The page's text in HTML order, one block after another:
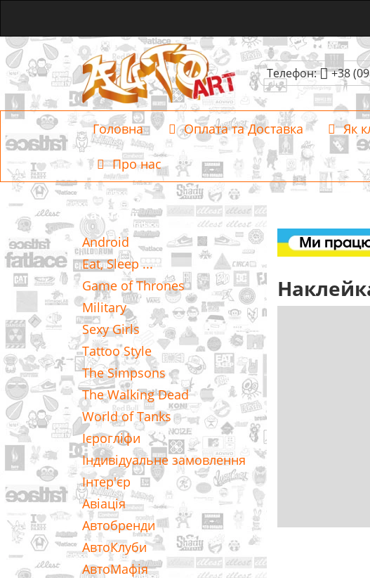
Телефон: +38
Головна Оплата та Доставка Як
Про нас
Категорії
Android
Eat, Sleep ...
Game of Thrones
Military
Sexy Girls
Tattoo Style
The Simpsons
The Walking Dead
World of Tanks
Ієрогліфи
Індивідуальне замовлення
Інтер'єр
Авіація
Автобренди
АвтоКлуби
АвтоМафія